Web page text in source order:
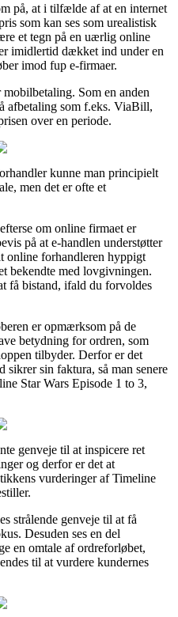
på, at i tilfælde af at en internet
som kan ses som urealistisk
et tegn på en uærlig online
imidlertid dækket ind under en
imod fup e-firmaer.
Som en anden
afbetaling som f.eks. ViaBill,
over en periode.
kunne man principielt
men det er ofte et
om online firmaet er
på at e-handlen understøtter
online forhandleren hyppigt
bekendte med lovgivningen.
få bistand, ifald du forvoldes
er opmærksom på de
betydning for ordren, som
tilbyder. Derfor er det
sin faktura, så man senere
Star Wars Episode 1 to 3,
genveje til at inspicere ret
og derfor er det at
vurderinger af Timeline
strålende genveje til at få
Desuden ses en del
en omtale af ordreforløbet,
til at vurdere kundernes